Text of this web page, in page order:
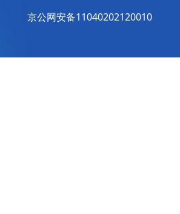
京公网安备11040202120010